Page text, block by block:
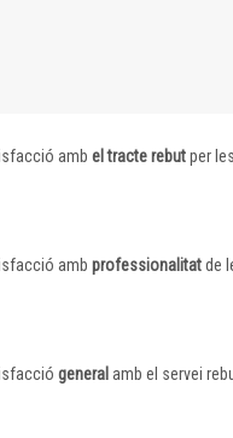
amb el tracte rebutper
amb professionalitatde
general amb el servei